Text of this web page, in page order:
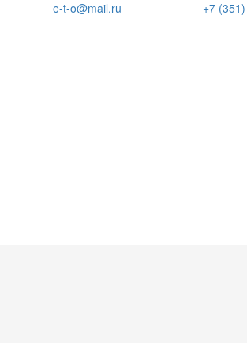
e-t-o@mail.ru +7